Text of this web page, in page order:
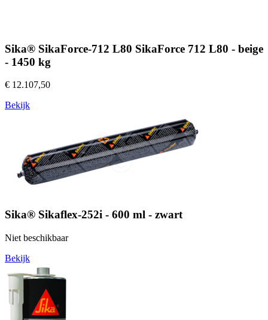
Sika® SikaForce-712 L80 SikaForce 712 L80 - beige
- 1450 kg
€ 12.107,50
Bekijk
Sika® Sikaflex-252i - 600 ml - zwart
Niet beschikbaar
Bekijk